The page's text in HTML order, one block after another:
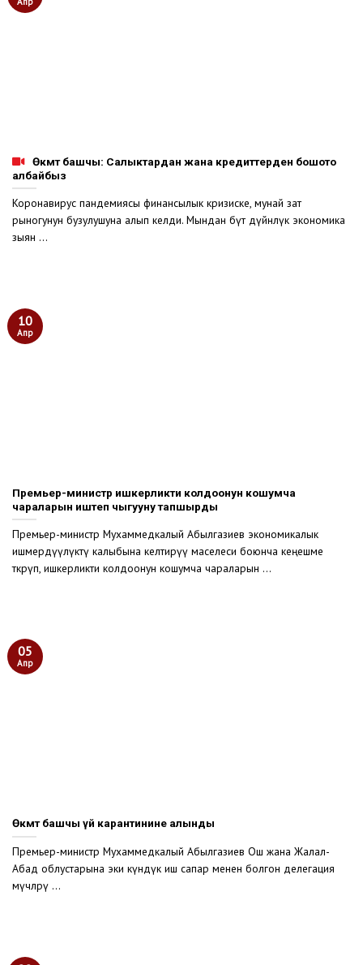
Өкмөт башчы: Салыктардан жана кредиттерден бошото
албайбыз
Коронавирус пандемиясы финансылык кризиске, мунай зат
рыногунун бузулушуна алып келди. Мындан бүт дүйнөлүк экономика
зыян ...
Премьер-министр ишкерликти колдоонун кошумча
чараларын иштеп чыгууну тапшырды
Премьер-министр Мухаммедкалый Абылгазиев экономикалык
ишмердүүлүктү калыбына келтирүү маселеси боюнча кеңешме
өткөрүп, ишкерликти колдоонун кошумча чараларын ...
10
Апр
Өкмөт башчы үй карантинине алынды
Премьер-министр Мухаммедкалый Абылгазиев Ош жана Жалал-
Абад облустарына эки күндүк иш сапар менен болгон делегация
мүчөлөрү ...
05
Апр